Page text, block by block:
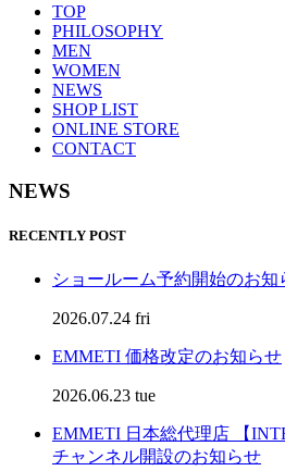
TOP
PHILOSOPHY
MEN
WOMEN
NEWS
SHOP LIST
ONLINE STORE
CONTACT
NEWS
RECENTLY POST
ショールーム予約開始のお知
2026.07.24 fri
EMMETI 価格改定のお知らせ
2026.06.23 tue
EMMETI 日本総代理店 【
チャンネル開設のお知らせ